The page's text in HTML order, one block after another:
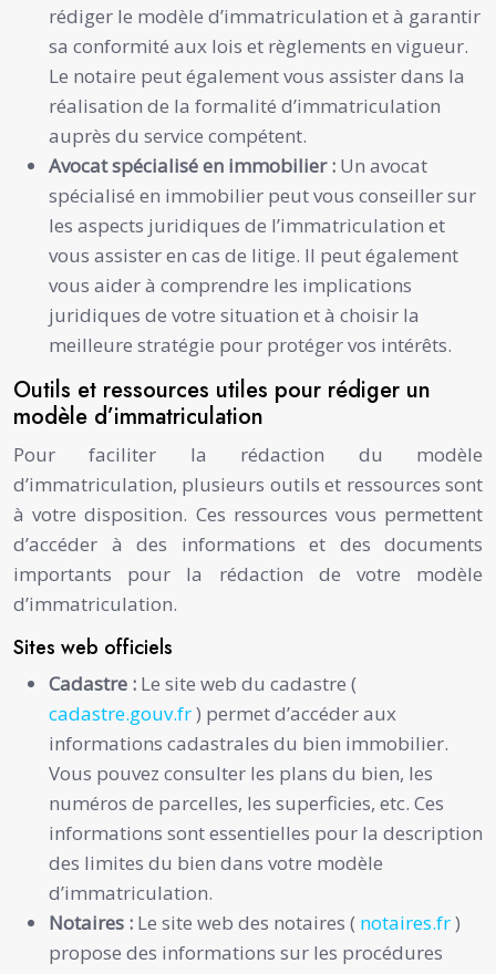
rédiger le modèle d’immatriculation et à garantir
sa conformité aux lois et règlements en vigueur.
Le notaire peut également vous assister dans la
réalisation de la formalité d’immatriculation
auprès du service compétent.
Avocat spécialisé en immobilier : Un avocat
spécialisé en immobilier peut vous conseiller sur
les aspects juridiques de l’immatriculation et
vous assister en cas de litige. Il peut également
vous aider à comprendre les implications
juridiques de votre situation et à choisir la
meilleure stratégie pour protéger vos intérêts.
Outils et ressources utiles pour rédiger un
modèle d’immatriculation
Pour faciliter la rédaction du modèle
d’immatriculation, plusieurs outils et ressources sont
à votre disposition. Ces ressources vous permettent
d’accéder à des informations et des documents
importants pour la rédaction de votre modèle
d’immatriculation.
Sites web officiels
Cadastre : Le site web du cadastre (
cadastre.gouv.fr) permet d’accéder aux
informations cadastrales du bien immobilier.
Vous pouvez consulter les plans du bien, les
numéros de parcelles, les superficies, etc. Ces
informations sont essentielles pour la description
des limites du bien dans votre modèle
d’immatriculation.
Notaires : Le site web des notaires ( notaires.fr)
propose des informations sur les procédures